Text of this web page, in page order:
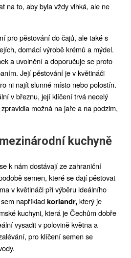
na to, aby byla vždy vlhká, ale ne
pro pěstování do čajů, ale také s
domácí výrobě krémů a mýdel.
a uvolnění a doporučuje se proto
Její pěstování je v květináči
ni najít slunné místo nebo polostín.
v březnu, její klíčení trvá necelý
možná na jaře a na podzim,
kuchyně
k nám dostávají ze zahraniční
semen, které se dají pěstovat
v květináči při výběru ideálního
například koriandr, který je
kuchyni, která je Čechům dobře
vysadit v polovině května a
pro klíčení semen se